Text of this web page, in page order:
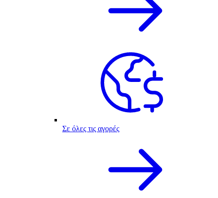
Σε όλες τις αγορές